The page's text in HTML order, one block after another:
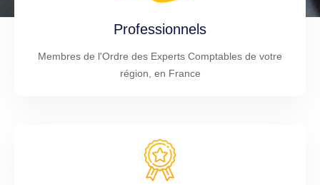
Professionnels
Membres de l'Ordre des Experts Comptables de votre
région, en France